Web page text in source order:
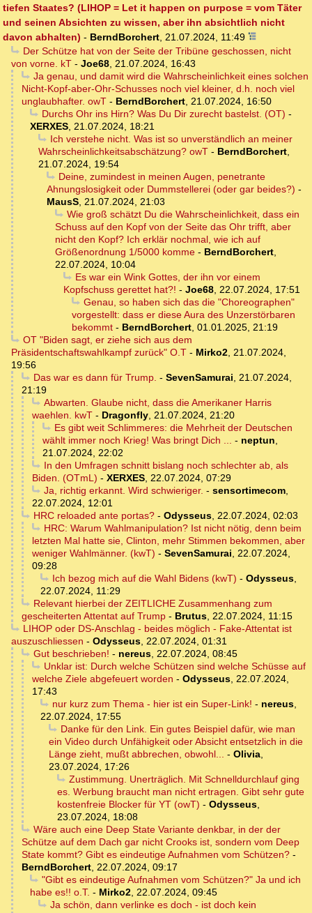
tiefen Staates? (LIHOP = Let it happen on purpose = vom Täter
und seinen Absichten zu wissen, aber ihn absichtlich nicht
davon abhalten) - BerndBorchert, 21.07.2024, 11:49
Der Schütze hat von der Seite der Tribüne geschossen, nicht
von vorne. kT - Joe68, 21.07.2024, 16:43
Ja genau, und damit wird die Wahrscheinlichkeit eines solchen
Nicht-Kopf-aber-Ohr-Schusses noch viel kleiner, d.h. noch viel
unglaubhafter. owT - BerndBorchert, 21.07.2024, 16:50
Durchs Ohr ins Hirn? Was Du Dir zurecht bastelst. (OT) -
XERXES, 21.07.2024, 18:21
Ich verstehe nicht. Was ist so unverständlich an meiner
Wahrscheinlichkeitsabschätzung? owT - BerndBorchert,
21.07.2024, 19:54
Deine, zumindest in meinen Augen, penetrante
Ahnungslosigkeit oder Dummstellerei (oder gar beides?) -
MausS, 21.07.2024, 21:03
Wie groß schätzt Du die Wahrscheinlichkeit, dass ein
Schuss auf den Kopf von der Seite das Ohr trifft, aber
nicht den Kopf? Ich erklär nochmal, wie ich auf
Größenordnung 1/5000 komme - BerndBorchert,
22.07.2024, 10:04
Es war ein Wink Gottes, der ihn vor einem
Kopfschuss gerettet hat?! - Joe68, 22.07.2024, 17:51
Genau, so haben sich das die "Choreographen"
vorgestellt: dass er diese Aura des Unzerstörbaren
bekommt - BerndBorchert, 01.01.2025, 21:19
OT "Biden sagt, er ziehe sich aus dem
Präsidentschaftswahlkampf zurück" O.T - Mirko2, 21.07.2024,
19:56
Das war es dann für Trump. - SevenSamurai, 21.07.2024,
21:19
Abwarten. Glaube nicht, dass die Amerikaner Harris
waehlen. kwT - Dragonfly, 21.07.2024, 21:20
Es gibt weit Schlimmeres: die Mehrheit der Deutschen
wählt immer noch Krieg! Was bringt Dich ... - neptun,
21.07.2024, 22:02
In den Umfragen schnitt bislang noch schlechter ab, als
Biden. (OTmL) - XERXES, 22.07.2024, 07:29
Ja, richtig erkannt. Wird schwieriger. - sensortimecom,
22.07.2024, 12:01
HRC reloaded ante portas?- Odysseus, 22.07.2024, 02:03
HRC: Warum Wahlmanipulation? Ist nicht nötig, denn beim
letzten Mal hatte sie, Clinton, mehr Stimmen bekommen, aber
weniger Wahlmänner. (kwT) - SevenSamurai, 22.07.2024,
09:28
Ich bezog mich auf die Wahl Bidens (kwT) - Odysseus,
22.07.2024, 11:29
Relevant hierbei der ZEITLICHE Zusammenhang zum
gescheiterten Attentat auf Trump - Brutus, 22.07.2024, 11:15
LIHOP oder DS-Anschlag - beides möglich - Fake-Attentat ist
auszuschliessen - Odysseus, 22.07.2024, 01:31
Gut beschrieben! - nereus, 22.07.2024, 08:45
Unklar ist: Durch welche Schützen sind welche Schüsse auf
welche Ziele abgefeuert worden - Odysseus, 22.07.2024,
17:43
nur kurz zum Thema - hier ist ein Super-Link! - nereus,
22.07.2024, 17:55
Danke für den Link. Ein gutes Beispiel dafür, wie man
ein Video durch Unfähigkeit oder Absicht entsetzlich in die
Länge zieht, mußt abbrechen, obwohl... - Olivia,
23.07.2024, 17:26
Zustimmung. Unerträglich. Mit Schnelldurchlauf ging
es. Werbung braucht man nicht ertragen. Gibt sehr gute
kostenfreie Blocker für YT (owT) - Odysseus,
23.07.2024, 18:08
Wäre auch eine Deep State Variante denkbar, in der der
Schütze auf dem Dach gar nicht Crooks ist, sondern vom Deep
State kommt? Gibt es eindeutige Aufnahmen vom Schützen? -
BerndBorchert, 22.07.2024, 09:17
"Gibt es eindeutige Aufnahmen vom Schützen?" Ja und ich
habe es!! o.T. - Mirko2, 22.07.2024, 09:45
Ja schön, dann verlinke es doch - ist doch kein